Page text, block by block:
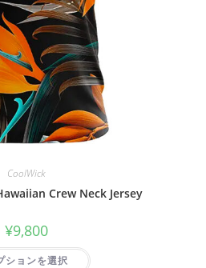
CoolWick
Crew Neck Jersey
¥9,800
ションを選択